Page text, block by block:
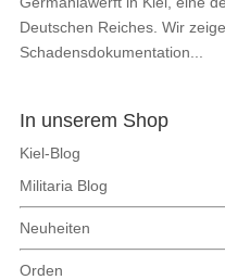
Deutschen Reiches. Wir
Schadensdokumentation...
In unserem Shop
Kiel-Blog
Militaria Blog
Neuheiten
Orden